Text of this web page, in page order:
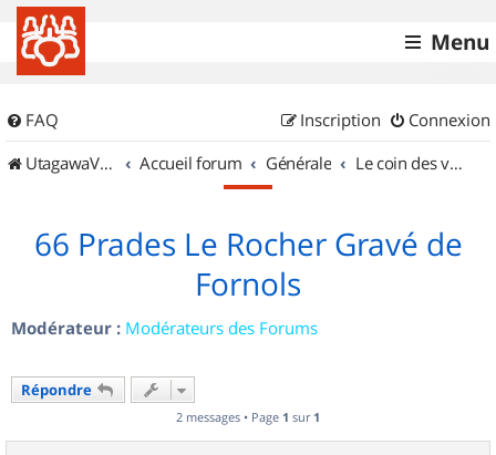
Menu
FAQ Connexion
Inscription
UtagawaVTT (Randos VTT et VTTAE avec traces GPS)
Accueil forum Générale Le coin des vidéastes
66 Prades Le Rocher Gravé de
Fornols
Modérateur : Modérateurs des Forums
Répondre
2 messages • Page 1 sur 1